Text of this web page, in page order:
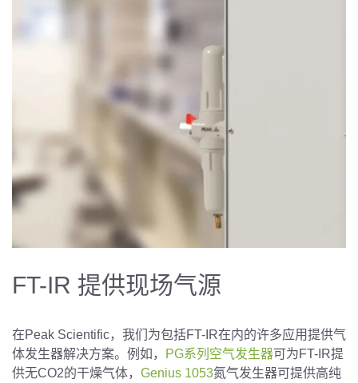
FT-IR 提供现场气源
在Peak Scientific，我们为包括FT-IR在内的许多应用提供气
体发生器解决方案。例如，
PG系列空气发生器可为FT-IR提
供无CO2的干燥气体， Genius 1053氮气发生器可提供高纯